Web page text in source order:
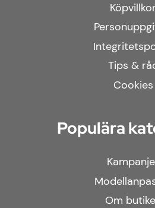
Köpvillkor
Tips &
Cookies
Populära
Om